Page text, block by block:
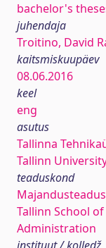
bachelor's
juhendaja
Troitino, David
kaitsmiskuupäev
08.06.2016
keel
eng
asutus
Tallinna
Tallinn
teaduskond
Tallinn School
Administration